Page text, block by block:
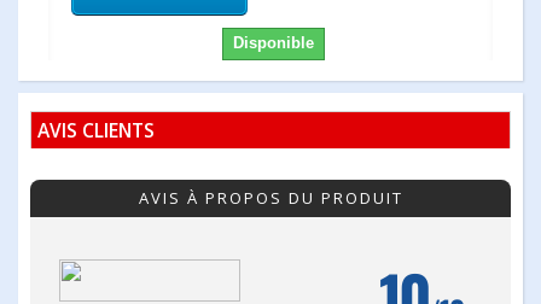
Disponible
AVIS CLIENTS
AVIS À PROPOS DU PRODUIT